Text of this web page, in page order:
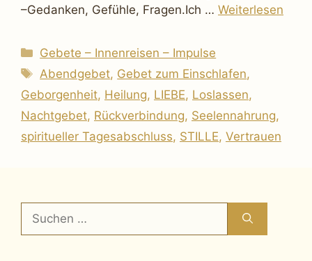
–Gedanken, Gefühle, Fragen.Ich … Weiterlesen
Kategorien
Gebete – Innenreisen – Impulse
Schlagwörter
Abendgebet, Gebet zum Einschlafen,
Geborgenheit, Heilung, LIEBE, Loslassen,
Nachtgebet, Rückverbindung, Seelennahrung,
spiritueller Tagesabschluss, STILLE, Vertrauen
nach: